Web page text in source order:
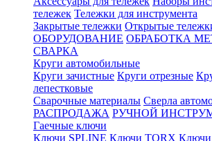
тележек Тележки для инструмента
Закрытые тележки Открытые
ОБОРУДОВАНИЕ ОБРАБОТКА
СВАРКА
Круги автомобильные
Круги зачистные Круги отрезные
лепестковые
Сварочные материалы Сверла
РАСПРОДАЖА РУЧНОЙ
Гаечные ключи
Ключи SPLINE Ключи TORX Ключи